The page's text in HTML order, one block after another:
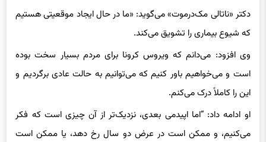
دکتر «ناتالی مک‌درموت» می‌گوید: «ما در حال ایجاد موقعیتی هستیم
که شیوع بیماری را تشویق می‌کند.
وی افزود: می‌دانم که ویروس کرونا برای مردم بسیار سخت بوده
است و می‌خواهیم باور کنیم که می‌توانیم به حالت عادی برگردیم و
این را کاملاً درک می‌کنم.
او ادامه داد: “اما اپیدمی بعدی، نزدیک‌تر از آن چیزی است که فکر
می‌کنیم، و ممکن است در عرض دو سال رخ دهد، یا ممکن است